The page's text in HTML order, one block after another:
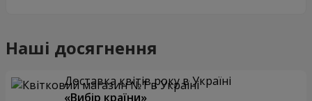
Наші досягнення
Доставка квітів року в Україні
«Вибір країни»